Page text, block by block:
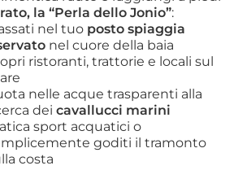
la “Perla dello Jonio”:
nel tuo posto spiaggia
nel cuore della baia
ristoranti, trattorie e locali sul
nelle acque trasparenti alla
dei cavallucci marini
sport acquatici o
goditi il tramonto
costa